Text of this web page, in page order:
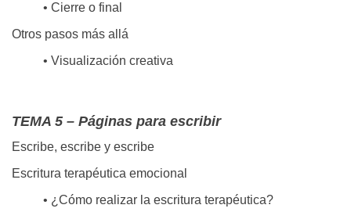
• Cierre o final
Otros pasos más allá
• Visualización creativa
TEMA 5 – Páginas para escribir
Escribe, escribe y escribe
Escritura terapéutica emocional
• ¿Cómo realizar la escritura terapéutica?